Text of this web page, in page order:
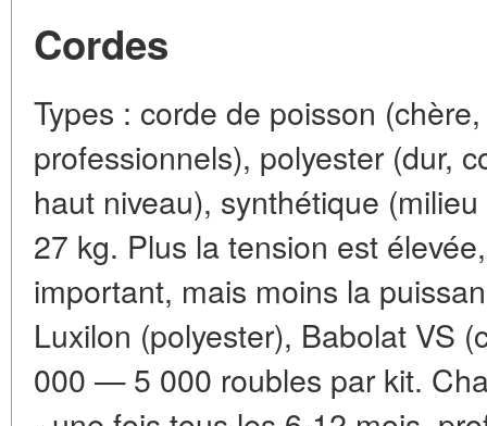
Cordes
Types : corde de poisson
professionnels), polyester (dur,
haut niveau), synthétique
27 kg. Plus la tension est
important, mais moins la
Luxilon (polyester), Babolat VS
000 — 5 000 roubles par kit.